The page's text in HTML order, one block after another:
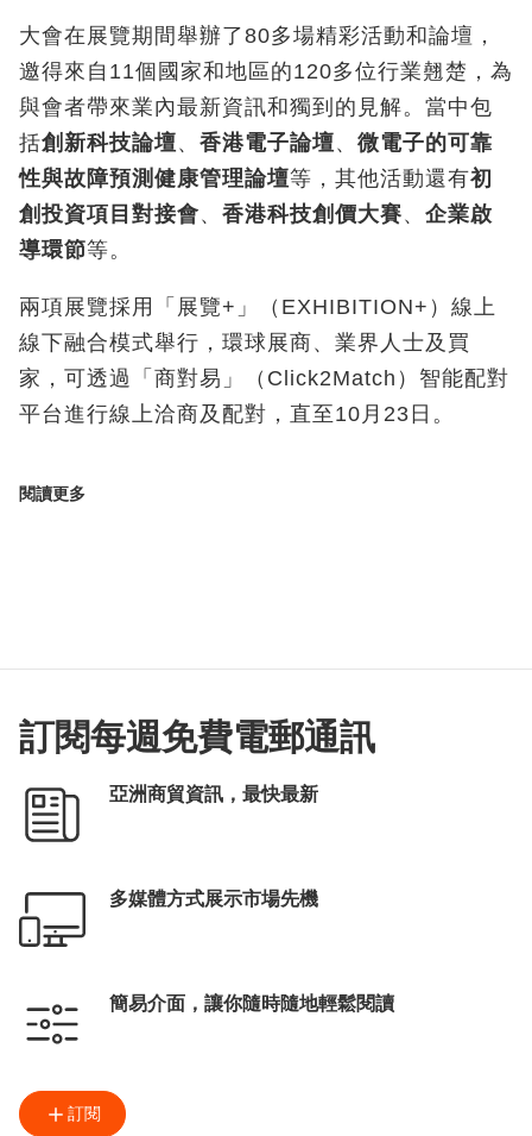
大會在展覽期間舉辦了80多場精彩活動和論壇，
邀得來自11個國家和地區的120多位行業翹楚，為
與會者帶來業內最新資訊和獨到的見解。當中包
括創新科技論壇、 香港電子論壇、 微電子的可靠
性與故障預測健康管理論壇等，其他活動還有初
創投資項目對接會、 香港科技創價大賽、 企業啟
導環節等。
兩項展覽採用「展覽+」（EXHIBITION+）線上
線下融合模式舉行，環球展商、業界人士及買
家，可透過「商對易」（Click2Match）智能配對
平台進行線上洽商及配對，直至10月23日。
閱讀更多
訂閱每週免費電郵通訊
亞洲商貿資訊，最快最新
多媒體方式展示市場先機
簡易介面，讓你隨時隨地輕鬆閱讀
訂閱